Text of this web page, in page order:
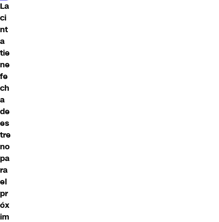
La
ci
nt
a
tie
ne
fe
ch
a
de
es
tre
no
pa
ra
el
pr
óx
im